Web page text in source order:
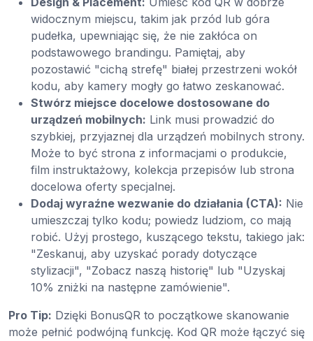
widocznym miejscu, takim jak przód lub góra
pudełka, upewniając się, że nie zakłóca on
podstawowego brandingu. Pamiętaj, aby
pozostawić "cichą strefę" białej przestrzeni wokół
kodu, aby kamery mogły go łatwo zeskanować.
Stwórz miejsce docelowe dostosowane do
urządzeń mobilnych: Link musi prowadzić do
szybkiej, przyjaznej dla urządzeń mobilnych strony.
Może to być strona z informacjami o produkcie,
film instruktażowy, kolekcja przepisów lub strona
docelowa oferty specjalnej.
Dodaj wyraźne wezwanie do działania (CTA): Nie
umieszczaj tylko kodu; powiedz ludziom, co mają
robić. Użyj prostego, kuszącego tekstu, takiego jak:
"Zeskanuj, aby uzyskać porady dotyczące
stylizacji", "Zobacz naszą historię" lub "Uzyskaj
10% zniżki na następne zamówienie".
Pro Tip: Dzięki BonusQR to początkowe skanowanie
może pełnić podwójną funkcję. Kod QR może łączyć się